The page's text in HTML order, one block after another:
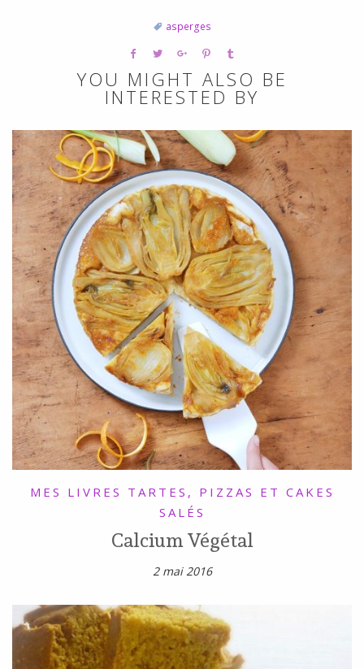
asperges
YOU MIGHT ALSO BE
INTERESTED BY
MES LIVRES TARTES, PIZZAS ET CAKES
SALÉS
Calcium Végétal
2 mai 2016